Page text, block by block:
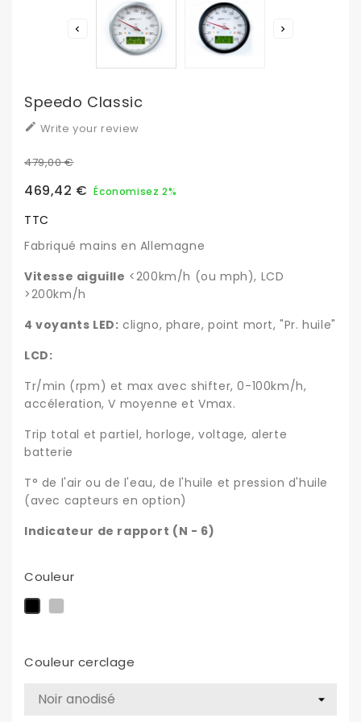
 
Speedo Classic
 Write your review
479,00 €
469,42 € Économisez 2%
TTC
Fabriqué mains en Allemagne
Vitesse aiguille <200km/h (ou mph), LCD
>200km/h
4 voyants LED: cligno, phare, point mort, "Pr. huile"
LCD:
Tr/min (rpm) et max avec shifter, 0-100km/h,
accéleration, V moyenne et Vmax.
Trip total et partiel, horloge, voltage, alerte
batterie
T° de l'air ou de l'eau, de l'huile et pression d'huile
(avec capteurs en option)
Indicateur de rapport (N - 6)
Couleur
Noir
Couleur cerclage